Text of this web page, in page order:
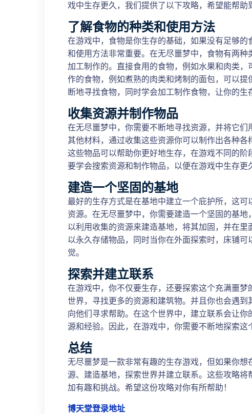
戏中生存更久，我们提供了以下攻略，希望能帮助
了解食物的种类和使用方法
在游戏中，食物是你生存的基础，如果没有足够
和使用方法非常重要。在无尽噩梦中，食物有两
加工制作的。直接食用的食物，例如水果和肉类
作的食物，例如煮熟的肉类和烤制的面包，可以
断地寻找食物，同时学会加工制作食物，让你的生
收集资源并制作物品
在无尽噩梦中，你需要不断地寻找资源，并将它
其他材料，通过收集这些资源你可以制作出各种各
这些物品可以帮助你更好地生存，在游戏不同的
要学会搜索资源和制作物品，以便在游戏中生存更
建造一个坚固的基地
最好的生存方式是在基地中建立一个庇护所，这
资源。在无尽噩梦中，你需要建造一个坚固的基
以利用收集的资源来建造基地，将其加固，并在
以永久存储物品，同时当你在外面探索时，床铺
觉。
探索并建立联系
在游戏中，你不仅要生存，还要探索这个充满噩
世界，寻找更多的资源和建筑物。并且你也会遇
向他们寻求帮助。在这个世界中，建立联系会让
源和经验。因此，在游戏中，你需要不断地探索这
总结
无尽噩梦是一款非常有趣的生存游戏，但如果你
源、建造基地，探索世界并建立联系。这些攻略
加有趣和挑战。希望这份攻略对你有所帮助！
博天堂登录地址